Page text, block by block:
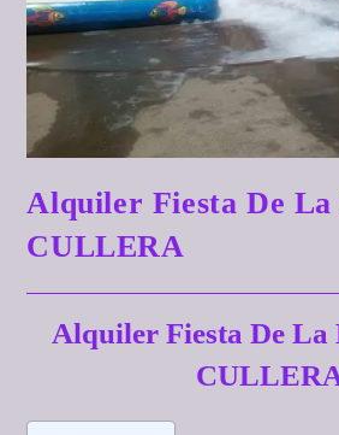
Alquiler Fiesta De La
CULLERA
Alquiler Fiesta De La